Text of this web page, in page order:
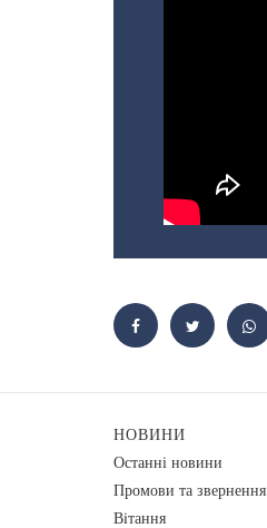
НОВИНИ
Останні новини
Промови та звернення
Вiтання